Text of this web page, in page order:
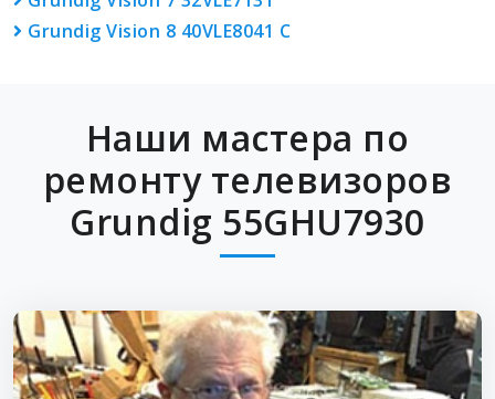
Grundig Vision 8 40VLE8041 C
Наши мастера по
ремонту телевизоров
Grundig 55GHU7930